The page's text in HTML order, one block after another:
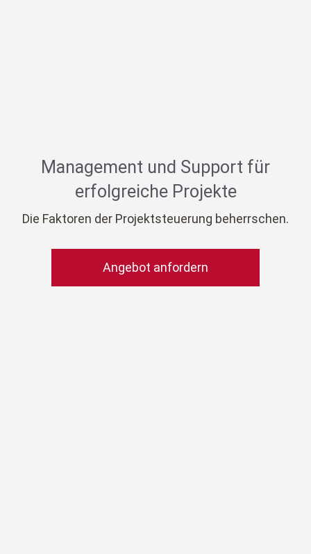
Management und Support für
erfolgreiche Projekte
Die Faktoren der Projektsteuerung beherrschen.
Angebot anfordern